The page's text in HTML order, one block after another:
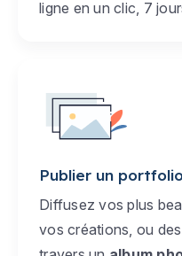
ligne en un clic, 7
Publier un
Diffusez vos plus
vos créations, ou